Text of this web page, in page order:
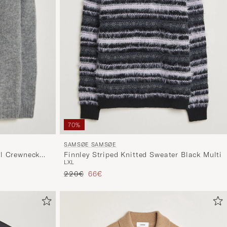
Crewneck
70%
SAMSØE SAMSØE
Finnley Striped Knitted Sweater Black Multi
LXL
Reguliere prijs
220€ Verlaagd prijs
66€